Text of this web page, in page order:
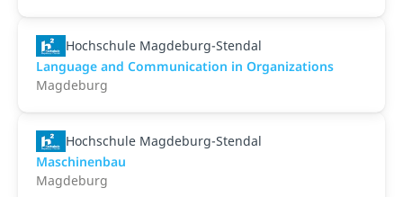
Hochschule Magdeburg-Stendal
Language and Communication in Organizations
Magdeburg
Hochschule Magdeburg-Stendal
Maschinenbau
Magdeburg